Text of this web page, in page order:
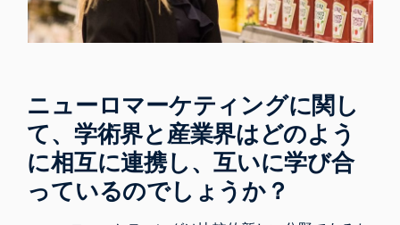
ニューロマーケティングに関し
て、学術界と産業界はどのよう
に相互に連携し、互いに学び合
っているのでしょうか？